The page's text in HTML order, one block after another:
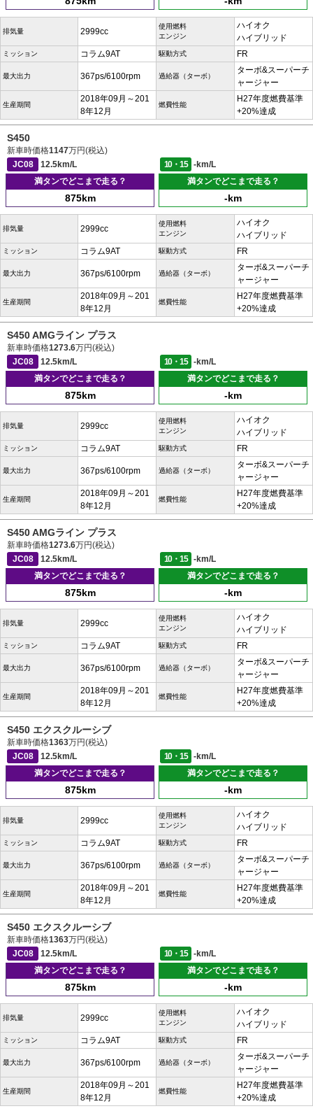
排気量 2999cc
使用燃料
エンジン
ハイオク
ハイブリッド
ミッション コラム9AT 駆動方式 FR
最大出力 367ps/6100rpm 過給器（ターボ）
ターボ&スーパーチ
ャージャー
生産期間
2018年09月～201
8年12月
燃費性能
H27年度燃費基準
+20%達成
S450
新車時価格1147万円(税込)
JC08
12.5km/L 10・15
-km/L
満タンでどこまで走る？
875km
満タンでどこまで走る？
-km
排気量 2999cc
使用燃料
エンジン
ハイオク
ハイブリッド
ミッション コラム9AT 駆動方式 FR
最大出力 367ps/6100rpm 過給器（ターボ）
ターボ&スーパーチ
ャージャー
生産期間
2018年09月～201
8年12月
燃費性能
H27年度燃費基準
+20%達成
S450 AMGライン プラス
新車時価格1273.6万円(税込)
JC08
12.5km/L 10・15
-km/L
満タンでどこまで走る？
875km
満タンでどこまで走る？
-km
排気量 2999cc
使用燃料
エンジン
ハイオク
ハイブリッド
ミッション コラム9AT 駆動方式 FR
最大出力 367ps/6100rpm 過給器（ターボ）
ターボ&スーパーチ
ャージャー
生産期間
2018年09月～201
8年12月
燃費性能
H27年度燃費基準
+20%達成
S450 AMGライン プラス
新車時価格1273.6万円(税込)
JC08
12.5km/L 10・15
-km/L
満タンでどこまで走る？
875km
満タンでどこまで走る？
-km
排気量 2999cc
使用燃料
エンジン
ハイオク
ハイブリッド
ミッション コラム9AT 駆動方式 FR
最大出力 367ps/6100rpm 過給器（ターボ）
ターボ&スーパーチ
ャージャー
生産期間
2018年09月～201
8年12月
燃費性能
H27年度燃費基準
+20%達成
S450 エクスクルーシブ
新車時価格1363万円(税込)
JC08
12.5km/L 10・15
-km/L
満タンでどこまで走る？
875km
満タンでどこまで走る？
-km
排気量 2999cc
使用燃料
エンジン
ハイオク
ハイブリッド
ミッション コラム9AT 駆動方式 FR
最大出力 367ps/6100rpm 過給器（ターボ）
ターボ&スーパーチ
ャージャー
生産期間
2018年09月～201
8年12月
燃費性能
H27年度燃費基準
+20%達成
S450 エクスクルーシブ
新車時価格1363万円(税込)
JC08
12.5km/L 10・15
-km/L
満タンでどこまで走る？
875km
満タンでどこまで走る？
-km
排気量 2999cc
使用燃料
エンジン
ハイオク
ハイブリッド
ミッション コラム9AT 駆動方式 FR
最大出力 367ps/6100rpm 過給器（ターボ）
ターボ&スーパーチ
ャージャー
生産期間
2018年09月～201
8年12月
燃費性能
H27年度燃費基準
+20%達成